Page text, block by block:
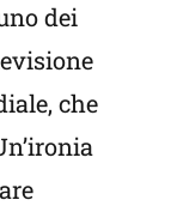
dei
che